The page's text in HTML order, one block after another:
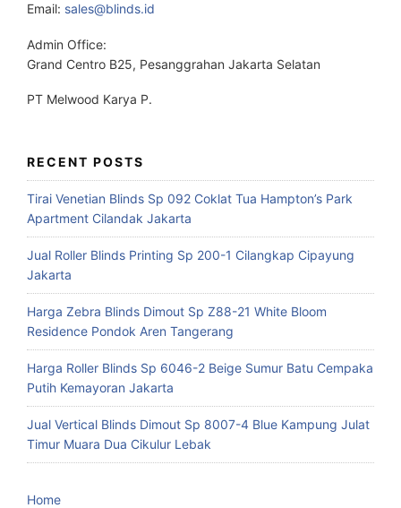
Email: sales@blinds.id
Admin Office:
Grand Centro B25, Pesanggrahan Jakarta Selatan
PT Melwood Karya P.
RECENT POSTS
Tirai Venetian Blinds Sp 092 Coklat Tua Hampton’s Park
Apartment Cilandak Jakarta
Jual Roller Blinds Printing Sp 200-1 Cilangkap Cipayung
Jakarta
Harga Zebra Blinds Dimout Sp Z88-21 White Bloom
Residence Pondok Aren Tangerang
Harga Roller Blinds Sp 6046-2 Beige Sumur Batu Cempaka
Putih Kemayoran Jakarta
Jual Vertical Blinds Dimout Sp 8007-4 Blue Kampung Julat
Timur Muara Dua Cikulur Lebak
Home